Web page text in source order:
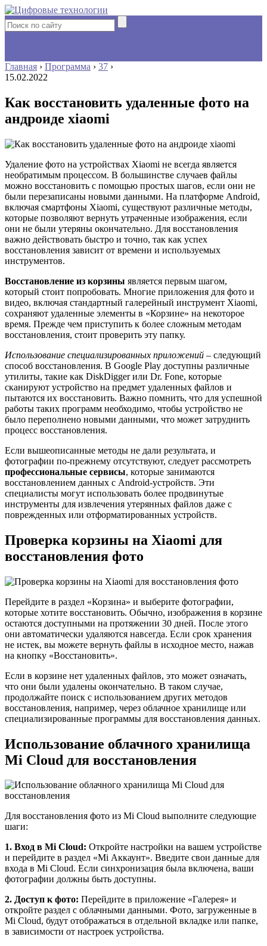
Главная › Программа › 37 ›
15.02.2022
Как восстановить удаленные фото на
андроиде xiaomi
Удаление фото на устройствах Xiaomi не всегда является
необратимым процессом. В большинстве случаев файлы
можно восстановить с помощью простых шагов, если они не
были перезаписаны новыми данными. На платформе Android,
включая смартфоны Xiaomi, существуют различные методы,
которые позволяют вернуть утраченные изображения, если
они не были утеряны окончательно. Для восстановления
важно действовать быстро и точно, так как успех
восстановления зависит от времени и используемых
инструментов.
Восстановление из корзины является первым шагом,
который стоит попробовать. Многие приложения для фото и
видео, включая стандартный галерейный инструмент Xiaomi,
сохраняют удаленные элементы в «Корзине» на некоторое
время. Прежде чем приступить к более сложным методам
восстановления, стоит проверить эту папку.
Использование специализированных приложений – следующий
способ восстановления. В Google Play доступны различные
утилиты, такие как DiskDigger или Dr. Fone, которые
сканируют устройство на предмет удаленных файлов и
пытаются их восстановить. Важно помнить, что для успешной
работы таких программ необходимо, чтобы устройство не
было переполнено новыми данными, что может затруднить
процесс восстановления.
Если вышеописанные методы не дали результата, и
фотографии по-прежнему отсутствуют, следует рассмотреть
профессиональные сервисы, которые занимаются
восстановлением данных с Android-устройств. Эти
специалисты могут использовать более продвинутые
инструменты для извлечения утерянных файлов даже с
поврежденных или отформатированных устройств.
Проверка корзины на Xiaomi для
восстановления фото
Перейдите в раздел «Корзина» и выберите фотографии,
которые хотите восстановить. Обычно, изображения в корзине
остаются доступными на протяжении 30 дней. После этого
они автоматически удаляются навсегда. Если срок хранения
не истек, вы можете вернуть файлы в исходное место, нажав
на кнопку «Восстановить».
Если в корзине нет удаленных файлов, это может означать,
что они были удалены окончательно. В таком случае,
продолжайте поиск с использованием других методов
восстановления, например, через облачное хранилище или
специализированные программы для восстановления данных.
Использование облачного хранилища
Mi Cloud для восстановления
Для восстановления фото из Mi Cloud выполните следующие
шаги:
1. Вход в Mi Cloud: Откройте настройки на вашем устройстве
и перейдите в раздел «Mi Аккаунт». Введите свои данные для
входа в Mi Cloud. Если синхронизация была включена, ваши
фотографии должны быть доступны.
2. Доступ к фото: Перейдите в приложение «Галерея» и
откройте раздел с облачными данными. Фото, загруженные в
Mi Cloud, будут отображаться в отдельной вкладке или папке,
в зависимости от настроек устройства.